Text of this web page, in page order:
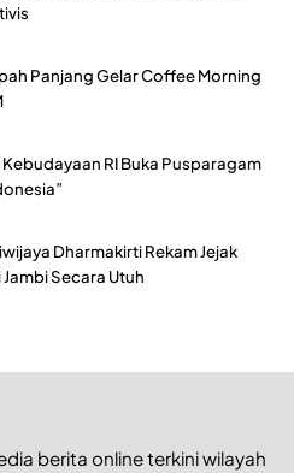
Panjang Gelar Coffee Morning
RI Buka Pusparagam
Dharmakirti Rekam Jejak
Secara Utuh
berita online terkini wilayah